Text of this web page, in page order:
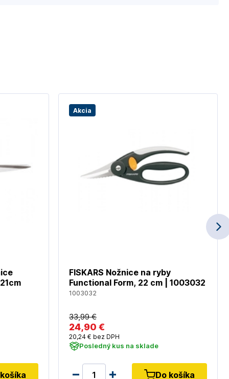
Akcia
FISKARS Nožnice na ryby
Functional Form, 22 cm | 1003032
1003032
33,99 €
24,90 €
20,24 € bez DPH
Posledný kus na sklade
Do košíka